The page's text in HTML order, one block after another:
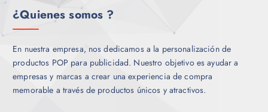
¿Quienes somos ?
En nuestra empresa, nos dedicamos a la personalización de
productos POP para publicidad. Nuestro objetivo es ayudar a
empresas y marcas a crear una experiencia de compra
memorable a través de productos únicos y atractivos.